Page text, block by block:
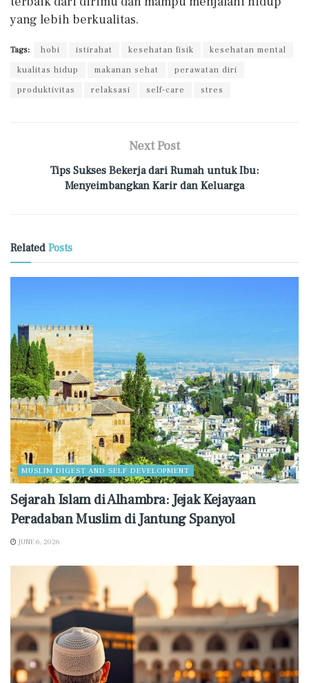
yang lebih berkualitas.
Tags: hobi istirahat kesehatan fisik
kesehatan mental
kualitas hidup
makanan sehat
perawatan diri
produktivitas
relaksasi self-care stres
Next Post
Tips Sukses Bekerja dari Rumah untuk Ibu:
Menyeimbangkan Karir dan Keluarga
Related Posts
MUSLIM DIGEST AND SELF DEVELOPMENT
Sejarah Islam di Alhambra: Jejak Kejayaan
Peradaban Muslim di Jantung Spanyol
JUNE 6, 2026